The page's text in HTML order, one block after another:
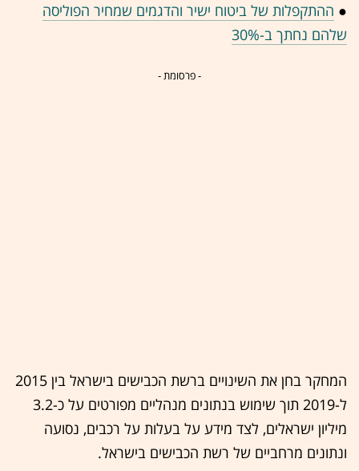
● ההתקפלות של ביטוח ישיר והדגמים שמחיר הפוליסה
שלהם נחתך ב-30%
- פרסומת -
המחקר בחן את השינויים ברשת הכבישים בישראל בין 2015
ל-2019 תוך שימוש בנתונים מנהליים מפורטים על כ-3.2
מיליון ישראלים, לצד מידע על בעלות על רכבים, נסועה
ונתונים מרחביים של רשת הכבישים בישראל.